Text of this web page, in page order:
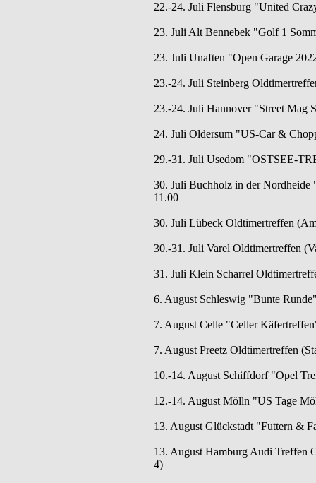
22.-24. Juli Flensburg "United
23. Juli Alt Bennebek "Golf 1
23. Juli Unaften "Open Garage
23.-24. Juli Steinberg
23.-24. Juli Hannover "Street Mag
24. Juli Oldersum "US-Car &
29.-31. Juli Usedom "OSTSEE-
30. Juli Buchholz in der
11.00
30. Juli Lübeck Oldtimertreffen
30.-31. Juli Varel Oldtimertreffen
31. Juli Klein Scharrel
6. August Schleswig "Bunte
7. August Celle "Celler
7. August Preetz Oldtimertreffen
10.-14. August Schiffdorf "Opel
12.-14. August Mölln "US Tage
13. August Glückstadt "Futtern &
13. August Hamburg Audi Treffen
4)